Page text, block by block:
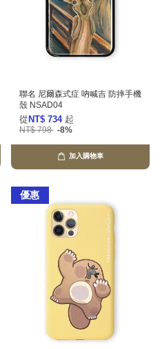
聯名 尼爾森式症 吶喊吉 防摔手機
殼 NSAD04
從 NT$ 734 起
NT$ 798 -8%
加入購物車
優惠